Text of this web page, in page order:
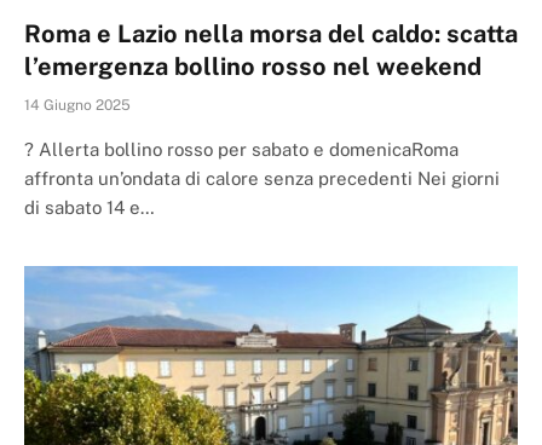
Roma e Lazio nella morsa del caldo: scatta
l’emergenza bollino rosso nel weekend
14 Giugno 2025
? Allerta bollino rosso per sabato e domenicaRoma
affronta un’ondata di calore senza precedenti Nei giorni
di sabato 14 e…